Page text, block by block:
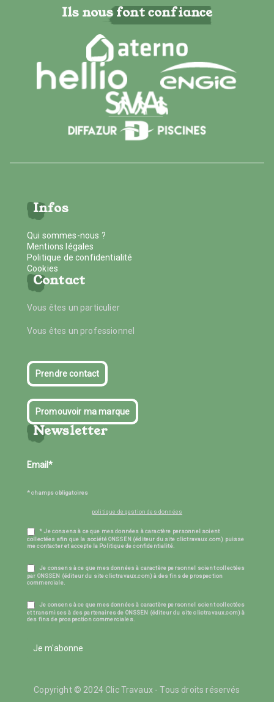
Ils nous font confiance
Infos
Qui sommes-nous ?
Mentions légales
Politique de confidentialité
Cookies
Contact
Vous êtes un particulier
Vous êtes un professionnel
Prendre contact
Promouvoir ma marque
Newsletter
* champs obligatoires
politique de gestion des données
* Je consens à ce que mes données à caractère personnel soient
collectées afin que la société ONSSEN (éditeur du site clictravaux.com) puisse
me contacter et accepte la Politique de confidentialité.
Je consens à ce que mes données à caractère personnel soient collectées
par ONSSEN (éditeur du site clictravaux.com) à des fins de prospection
commerciale.
Je consens à ce que mes données à caractère personnel soient collectées
et transmises à des partenaires de ONSSEN (éditeur du site clictravaux.com) à
des fins de prospection commerciales.
Je m'abonne
Copyright © 2024 Clic Travaux - Tous droits réservés